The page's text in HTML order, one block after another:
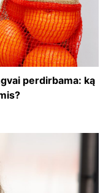
perdirbama: ką